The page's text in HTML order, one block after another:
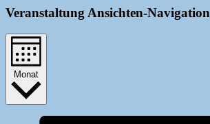
Veranstaltung Ansichten-Navigation
Monat